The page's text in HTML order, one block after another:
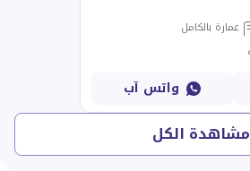
عمارة بالكامل
واتس آب
مشاهدة الكل